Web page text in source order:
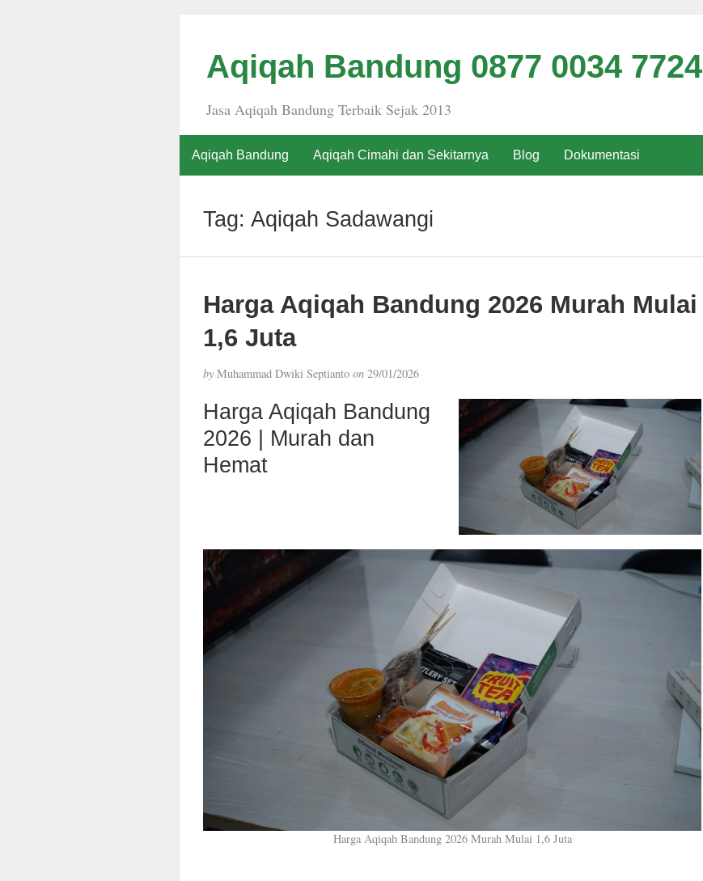
Aqiqah Bandung 0877 0034 7724
Jasa Aqiqah Bandung Terbaik Sejak 2013
Aqiqah Bandung Aqiqah Cimahi dan Sekitarnya Blog Dokumentasi
Tag: Aqiqah Sadawangi
Harga Aqiqah Bandung 2026 Murah Mulai
1,6 Juta
byMuhammad Dwiki Septianto on29/01/2026
Harga Aqiqah Bandung
2026 | Murah dan
Hemat
Harga Aqiqah Bandung 2026 Murah Mulai 1,6 Juta